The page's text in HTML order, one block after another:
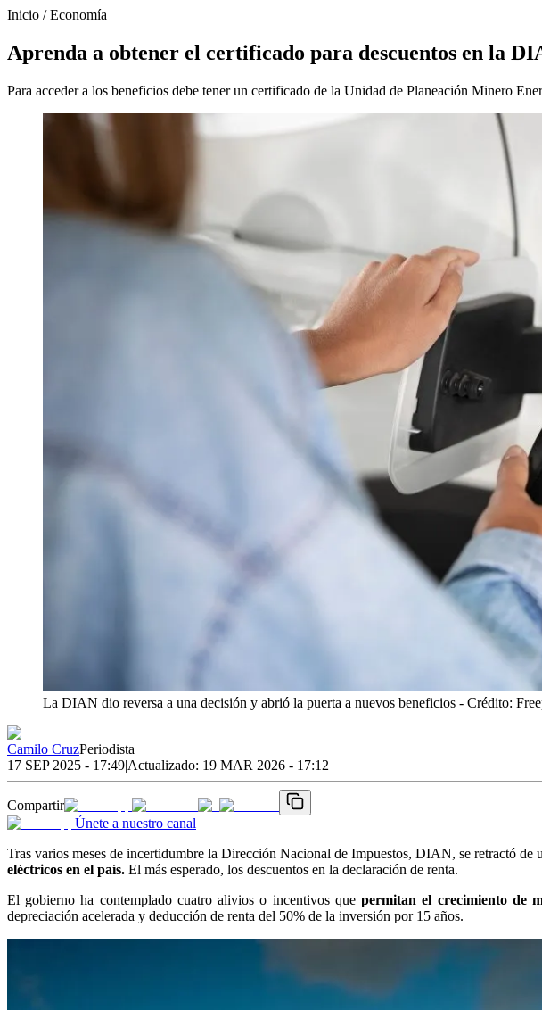
Inicio /Economía
Aprenda a obtener el certificado para descuentos en la
Para acceder a los beneficios debe tener un certificado de la Unidad de Planeación Minero
La DIAN dio reversa a una decisión y abrió la puerta a nuevos beneficios - Crédito:
Camilo CruzPeriodista
17 SEP 2025 - 17:49|Actualizado: 19 MAR 2026 - 17:12
Compartir
Únete a nuestro canal
Tras varios meses de incertidumbre la Dirección Nacional de Impuestos, DIAN, se retractó de
eléctricos en el país. El más esperado, los descuentos en la declaración de renta.
El gobierno ha contemplado cuatro alivios o incentivos quepermitan el crecimiento de
depreciación acelerada y deducción de renta del 50% de la inversión por 15 años.